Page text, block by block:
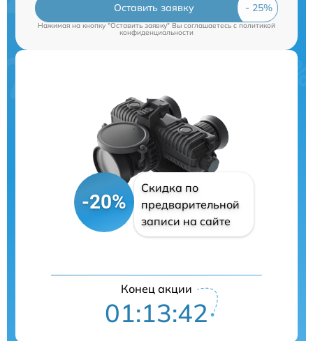
Оставить заявку
Нажимая на кнопку "Оставить заявку" Вы соглашаетесь cполитикой
конфиденциальности
-20%
Скидка по
предварительной
записи на сайте
Конец акции
01:13:42